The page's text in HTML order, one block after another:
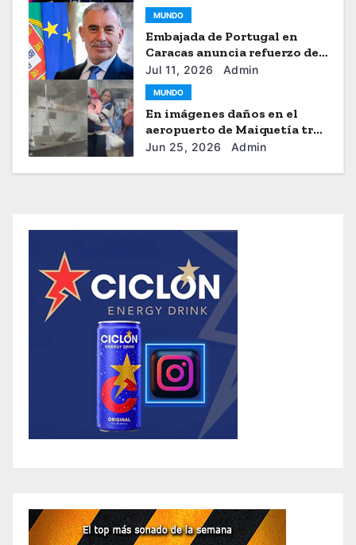
MUNDO
Embajada de Portugal en
Caracas anuncia refuerzo de
ayuda humanitaria
Jul 11, 2026 Admin
MUNDO
En imágenes daños en el
aeropuerto de Maiquetía tras
los sismos
Jun 25, 2026 Admin